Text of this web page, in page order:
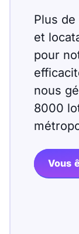
Nombre de
Studio T1
T3
T7
T11
T14
Plus
et
pour
nous
8000
Vous